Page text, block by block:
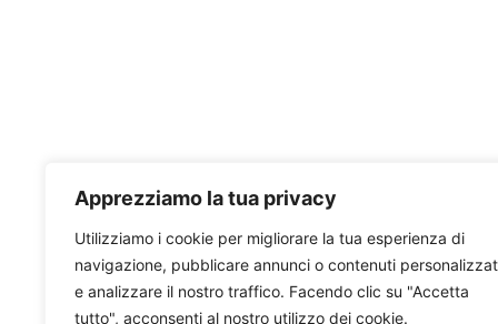
Apprezziamo la tua privacy
Utilizziamo i cookie per migliorare la tua esperienza di
navigazione, pubblicare annunci o contenuti
e analizzare il nostro traffico. Facendo clic su "Accetta
tutto", acconsenti al nostro utilizzo dei cookie.